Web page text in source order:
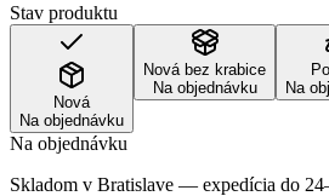
Stav produktu
Nová
Na objednávku
Nová bez krabice
Na objednávku
Na
Na objednávku
Skladom v Bratislave — expedícia do